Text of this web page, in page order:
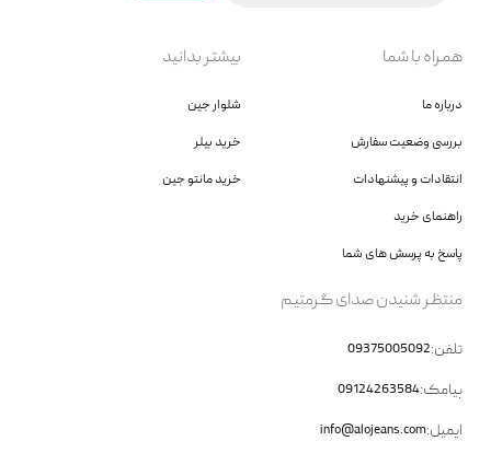
همراه با شما
درباره ما
بررسی وضعیت سفارش
انتقادات و پیشنهادات
راهنمای خرید
پاسخ به پرسش های شما
بیشتر بدانید
شلوار جین
خرید بیلر
خرید مانتو جین
منتظر شنیدن صدای گرمتیم
تلفن:09375005092
پیامک:09124263584
ایمیل:info@alojeans.com